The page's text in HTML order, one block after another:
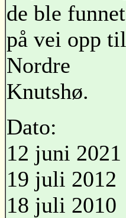
de ble funnet
på vei opp til
Nordre
Knutshø.
Dato:
12 juni 2021
19 juli 2012
18 juli 2010